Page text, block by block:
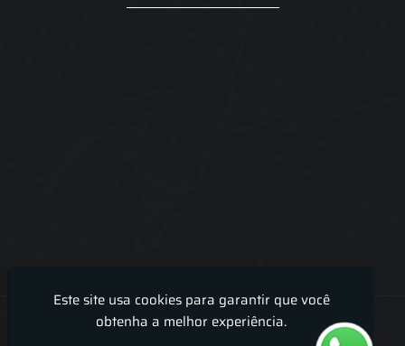
Lira Luz Decor - Cortinas sob medidas e persianas
Este site usa cookies para garantir que você
obtenha a melhor experiência.